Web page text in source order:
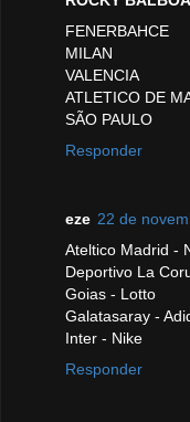
FENERBAHCE
MILAN
VALENCIA
ATLETICO DE
SÃO PAULO
Responder
eze 22 de
Ateltico Madrid -
Deportivo La
Goias - Lotto
Galatasaray -
Inter - Nike
Responder